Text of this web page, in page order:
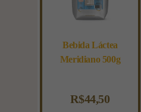
Bebida Láctea
Meridiano 500g
R$44,50